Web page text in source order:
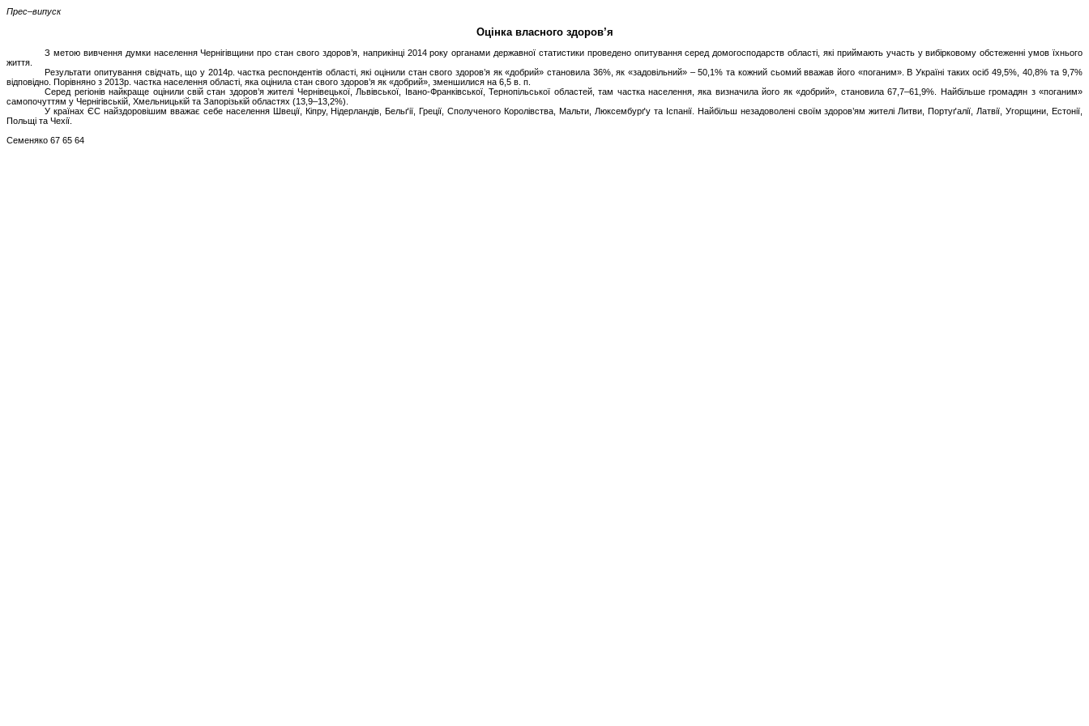
Прес–випуск
Оцінка власного здоров’я
З метою вивчення думки населення Чернігівщини про стан свого здоров’я, наприкінці 2014 року органами державної статистики проведено опитування серед домогосподарств області, які приймають участь у вибірковому обстеженні умов їхнього
життя.
Результати опитування свідчать, що у 2014р. частка респондентів області, які оцінили стан свого здоров’я як «добрий» становила 36%, як «задовільний» – 50,1% та кожний сьомий вважав його «поганим». В Україні таких осіб 49,5%, 40,8% та 9,7%
відповідно. Порівняно з 2013р. частка населення області, яка оцінила стан свого здоров’я як «добрий», зменшилися на 6,5 в. п.
Серед регіонів найкраще оцінили свій стан здоров’я жителі Чернівецької, Львівської, Івано-Франківської, Тернопільської областей, там частка населення, яка визначила його як «добрий», становила 67,7–61,9%. Найбільше громадян з «поганим»
самопочуттям у Чернігівській, Хмельницькій та Запорізькій областях (13,9–13,2%).
У країнах ЄС найздоровішим вважає себе населення Швеції, Кіпру, Нідерландів, Бельґії, Греції, Сполученого Королівства, Мальти, Люксембурґу та Іспанії. Найбільш незадоволені своїм здоров’ям жителі Литви, Портуґалії, Латвії, Угорщини, Естонії,
Польщі та Чехії.
Семеняко 67 65 64